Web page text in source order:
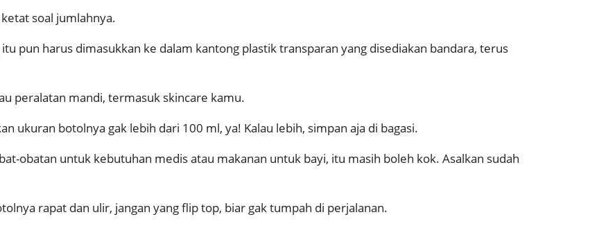
soal jumlahnya.
pun harus dimasukkan ke dalam kantong plastik transparan yang disediakan bandara, terus
peralatan mandi, termasuk skincare kamu.
ukuran botolnya gak lebih dari 100 ml, ya! Kalau lebih, simpan aja di bagasi.
obatan untuk kebutuhan medis atau makanan untuk bayi, itu masih boleh kok. Asalkan sudah
rapat dan ulir, jangan yang flip top, biar gak tumpah di perjalanan.